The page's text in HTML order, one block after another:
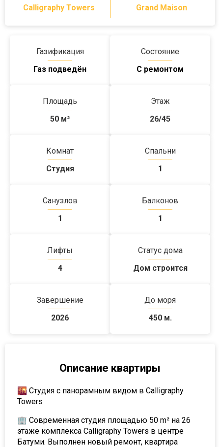
Calligraphy Towers
Grand Maison
Газификация
Газ подведён
Состояние
С ремонтом
Площадь
50 м²
Этаж
26/45
Комнат
Студия
Спальни
1
Санузлов
1
Балконов
1
Лифты
4
Статус дома
Дом строится
Завершение
2026
До моря
450 м.
Описание квартиры
🌇 Студия с панорамным видом в Calligraphy
Towers
🏢 Современная студия площадью 50 m² на 26
этаже комплекса Calligraphy Towers в центре
Батуми. Выполнен новый ремонт, квартира